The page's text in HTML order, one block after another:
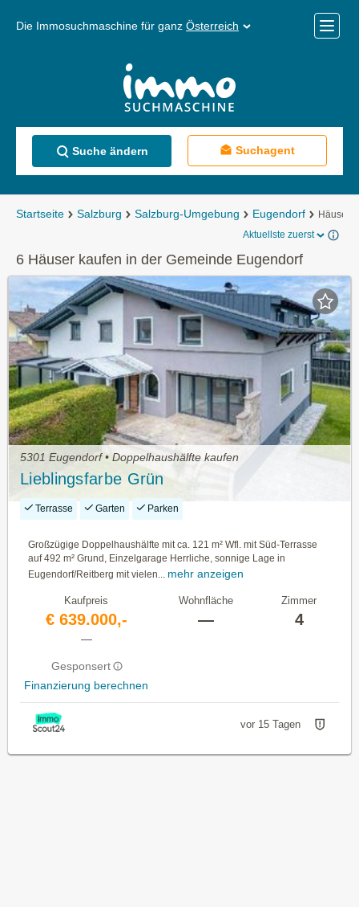
Die Immosuchmaschine für ganz Österreich
Menü
Suche ändern Suchagent
Startseite Salzburg Salzburg-Umgebung Eugendorf
Häuser
Aktuellste zuerst
6 Häuser kaufen in der Gemeinde Eugendorf
5301 Eugendorf • Doppelhaushälfte kaufen
Lieblingsfarbe Grün
Terrasse Garten Parken
Großzügige Doppelhaushälfte mit ca. 121 m² Wfl. mit Süd-Terrasse
auf 492 m² Grund, Einzelgarage Herrliche, sonnige Lage in
Eugendorf/Reitberg mit vielen...
mehr anzeigen
Kaufpreis
€ 639.000,-
—
Gesponsert
Finanzierung berechnen
Wohnfläche
—
Zimmer
4
vor 15 Tagen